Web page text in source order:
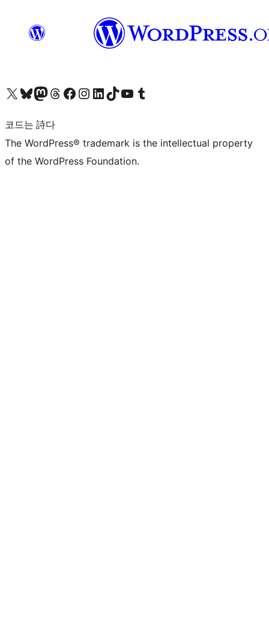
X(이전 트위터) 계정 방문하기블루스카이 계정 방문하기마스토돈 계정 방문하기스레드 계정 방문하기 페이스북 페이지 방문하기인스타그램 계정 방문하기 LinkedIn 계정 방문하기틱톡 계정 방문하기유튜브 채널 방문하기 텀블러 계정 방문하기
코드는 詩다
The WordPress® trademark is the intellectual property
of the WordPress Foundation.